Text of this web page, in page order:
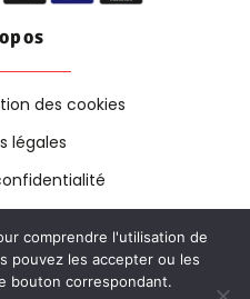
des cookies
légales
Réservés | Création &
Concept
comprendre l'utilisation de
pouvez les accepter ou les
bouton correspondant.